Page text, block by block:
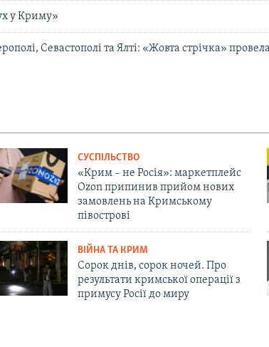
у Криму»
Севастополі та Ялті: «Жовта стрічка»
СУСПІЛЬСТВО
«Крим – не Росія»: маркетплейс
Ozon припинив прийом нових
замовлень на Кримському
півострові
ВІЙНА ТА КРИМ
Сорок днів, сорок ночей. Про
результати кримської операції з
примусу Росії до миру